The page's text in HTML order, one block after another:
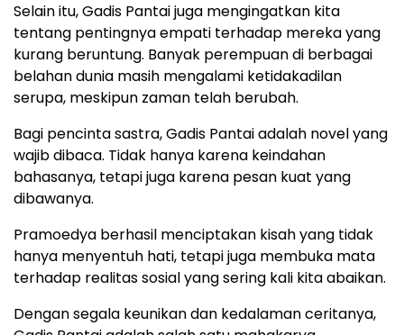
Selain itu, Gadis Pantai juga mengingatkan kita
tentang pentingnya empati terhadap mereka yang
kurang beruntung. Banyak perempuan di berbagai
belahan dunia masih mengalami ketidakadilan
serupa, meskipun zaman telah berubah.
Bagi pencinta sastra, Gadis Pantai adalah novel yang
wajib dibaca. Tidak hanya karena keindahan
bahasanya, tetapi juga karena pesan kuat yang
dibawanya.
Pramoedya berhasil menciptakan kisah yang tidak
hanya menyentuh hati, tetapi juga membuka mata
terhadap realitas sosial yang sering kali kita abaikan.
Dengan segala keunikan dan kedalaman ceritanya,